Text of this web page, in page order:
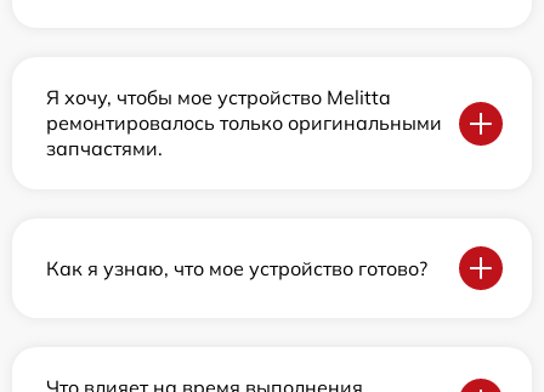
Я хочу, чтобы мое устройство Melitta
ремонтировалось только оригинальными
запчастями.
Как я узнаю, что мое устройство готово?
Что влияет на время выполнения